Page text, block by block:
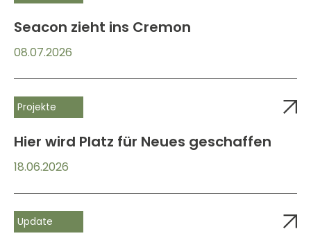
Seacon zieht ins Cremon
08.07.2026
Projekte
Hier wird Platz für Neues geschaffen
18.06.2026
Update